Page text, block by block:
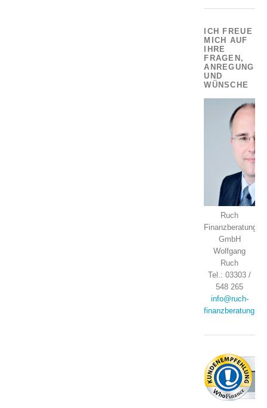
ICH FREUE
MICH AUF
IHRE
FRAGEN,
ANREGUNGEN
UND
WÜNSCHE
Ruch
Finanzberatung
GmbH
Wolfgang
Ruch
Tel.: 03303 /
548 265
info@ruch-
finanzberatung.de